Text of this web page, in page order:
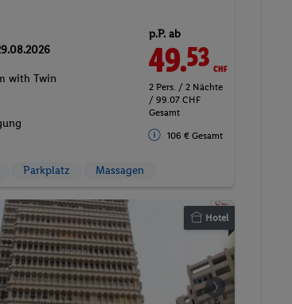
with Twin
p.P. ab
49.53CHF
2 Pers. / 2 Nächte
/ 99.07 CHF
Gesamt
106 € Gesamt
Parkplatz Massagen
Hotel